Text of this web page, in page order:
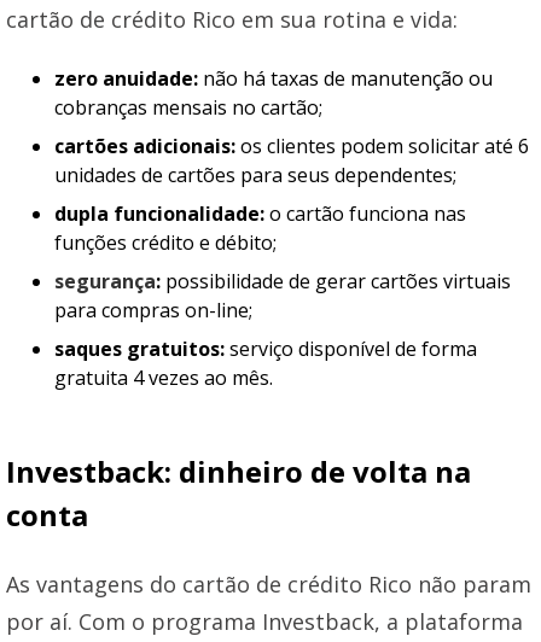
cartão de crédito Rico em sua rotina e vida:
zero anuidade: não há taxas de manutenção ou
cobranças mensais no cartão;
cartões adicionais:os clientes podem solicitar até 6
unidades de cartões para seus dependentes;
dupla funcionalidade:o cartão funciona nas
funções crédito e débito;
segurança: possibilidade de gerar cartões virtuais
para compras on-line;
saques gratuitos:serviço disponível de forma
gratuita 4 vezes ao mês.
Investback: dinheiro de volta na
conta
As vantagens do cartão de crédito Rico não param
por aí. Com o programa Investback, a plataforma